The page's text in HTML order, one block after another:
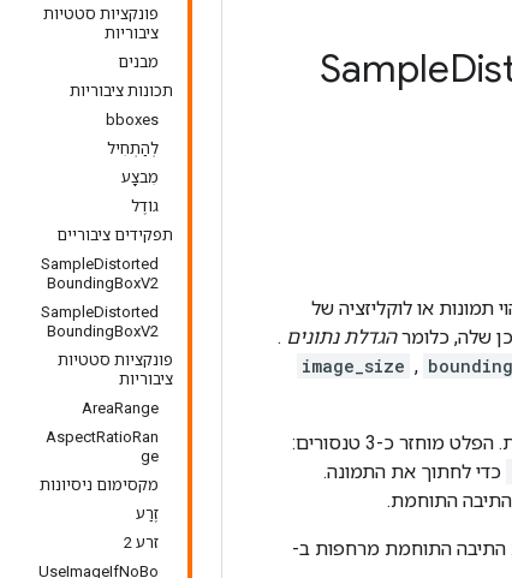
פונקציות סטטיות
ציבוריות
מבנים
תכונות ציבוריות
bboxes
לְהַתְחִיל
מִבצָע
גוֹדֶל
תפקידים ציבוריים
SampleDistorted
BoundingBoxV2
SampleDistorted
BoundingBoxV2
פונקציות סטטיות
ציבוריות
AreaRange
AspectRatioRan
ge
מקסימום ניסיונות
זֶרַע
זרע 2
UseImageIfNoBo
או לוקליזציה של
שלה, כלומרהגדלת נתונים .
image_size ,
כ-3 טנסורים:
כדי לחתוך את התמונה.
התיבה התוחמת.
התיבה התוחמת מרחפות ב-